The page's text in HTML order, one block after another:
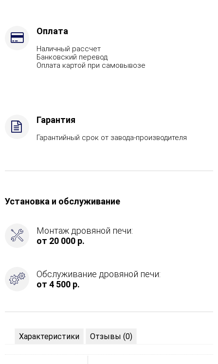
Дрова
Стандартная
комплектация
Оплата
Наличный рассчет
Банковский перевод
Оплата картой при самовывозе
Гарантия
Гарантийный срок от завода-производителя
Установка и обслуживание
Монтаж дровяной печи:
от 20 000 р.
Обслуживание дровяной печи:
от 4 500 р.
Характеристики Отзывы (0)